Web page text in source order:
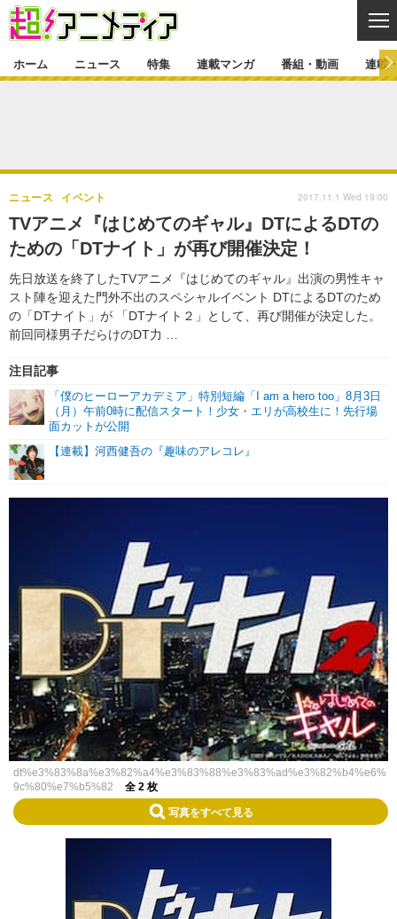
ゲーム・アプリ マンガ
グッズ イベント
声優 コスプレ
舞台 新帝スタ
特集一覧 カバー
ラキりす
連載マンガ
連載マンガ一覧
番組・動画一覧 ラジオ
動画
連載・ブログ
連載・ブログ一覧 コラム
編集部ブログ・お知らせ
ホーム ニュース 特集 連載マンガ 番組・動画 連載
TVアニメ『はじめてのギャル』DTによるDTの
ための「DTナイト」が再び開催決定！
先日放送を終了したTVアニメ『はじめてのギャル』出演の男性キャ
スト陣を迎えた門外不出のスペシャルイベント DTによるDTのため
の「DTナイト」が 「DTナイト２」として、再び開催が決定した。
前回同様男子だらけのDT力 …
ニュース イベント
注目記事
「僕のヒーローアカデミア」特別短編「I am a hero too」8月3日
（月）午前0時に配信スタート！少女・エリが高校生に！先行場
面カットが公開
【連載】河西健吾の『趣味のアレコレ』
2017.11.1 Wed 19:00
dt%e3%83%8a%e3%82%a4%e3%83%88%e3%83%ad%e3%82%b4%e6%
9c%80%e7%b5%82
全 2 枚
写真をすべて見る